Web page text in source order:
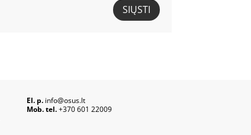
SIŲSTI
El. p.info@osus.lt
Mob. tel.+370 601 22009